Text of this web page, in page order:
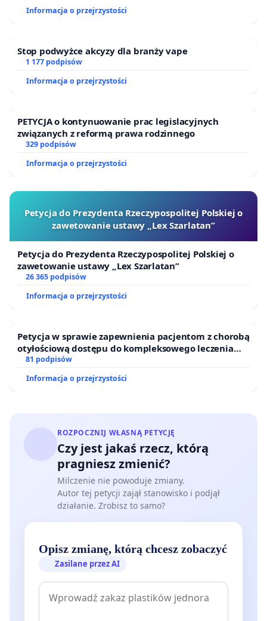
Informacja o przejrzystości
Stop podwyżce akcyzy dla branży vape
1 177 podpisów
Informacja o przejrzystości
PETYCJA o kontynuowanie prac legislacyjnych
związanych z reformą prawa rodzinnego
329 podpisów
Informacja o przejrzystości
Petycja do Prezydenta Rzeczypospolitej Polskiej o
zawetowanie ustawy „Lex Szarlatan”
Petycja do Prezydenta Rzeczypospolitej Polskiej o
zawetowanie ustawy „Lex Szarlatan”
26 365 podpisów
Informacja o przejrzystości
Petycja w sprawie zapewnienia pacjentom z chorobą
otyłościową dostępu do kompleksowego leczenia
oraz programów profilaktycznych.
81 podpisów
Informacja o przejrzystości
ROZPOCZNIJ WŁASNĄ PETYCJĘ
Czy jest jakaś rzecz, którą
pragniesz zmienić?
Milczenie nie powoduje zmiany.
Autor tej petycji zajął stanowisko i podjął
działanie. Zrobisz to samo?
Opisz zmianę, którą chcesz zobaczyć
Zasilane przez AI